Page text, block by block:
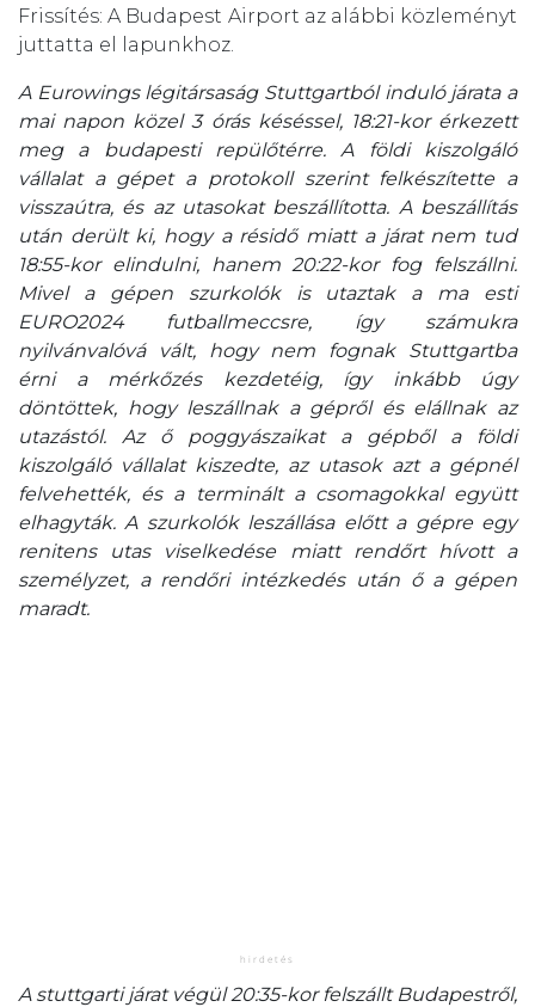
Frissítés: A Budapest Airport az alábbi közleményt
juttatta el lapunkhoz.
A Eurowings légitársaság Stuttgartból induló járata a
mai napon közel 3 órás késéssel, 18:21-kor érkezett
meg a budapesti repülőtérre. A földi kiszolgáló
vállalat a gépet a protokoll szerint felkészítette a
visszaútra, és az utasokat beszállította. A beszállítás
után derült ki, hogy a résidő miatt a járat nem tud
18:55-kor elindulni, hanem 20:22-kor fog felszállni.
Mivel a gépen szurkolók is utaztak a ma esti
EURO2024 futballmeccsre, így számukra
nyilvánvalóvá vált, hogy nem fognak Stuttgartba
érni a mérkőzés kezdetéig, így inkább úgy
döntöttek, hogy leszállnak a gépről és elállnak az
utazástól. Az ő poggyászaikat a gépből a földi
kiszolgáló vállalat kiszedte, az utasok azt a gépnél
felvehették, és a terminált a csomagokkal együtt
elhagyták. A szurkolók leszállása előtt a gépre egy
renitens utas viselkedése miatt rendőrt hívott a
személyzet, a rendőri intézkedés után ő a gépen
maradt.
A stuttgarti járat végül 20:35-kor felszállt Budapestről,